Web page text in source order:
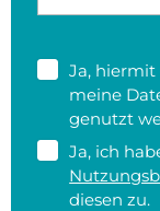
Ja,
meine
genutzt
Ja, ich
diesen zu.